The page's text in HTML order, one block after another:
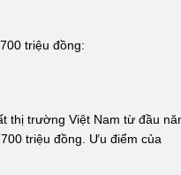
triệu đồng:
thị trường Việt Nam từ đầu
triệu đồng. Ưu điểm của